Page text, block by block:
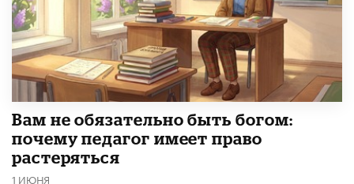
​Вам не обязательно быть богом:
почему педагог имеет право
растеряться
1 ИЮНЯ